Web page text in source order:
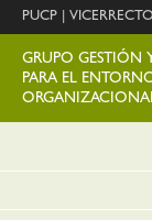
PUCP
GRUPO GESTIÓN
PARA EL